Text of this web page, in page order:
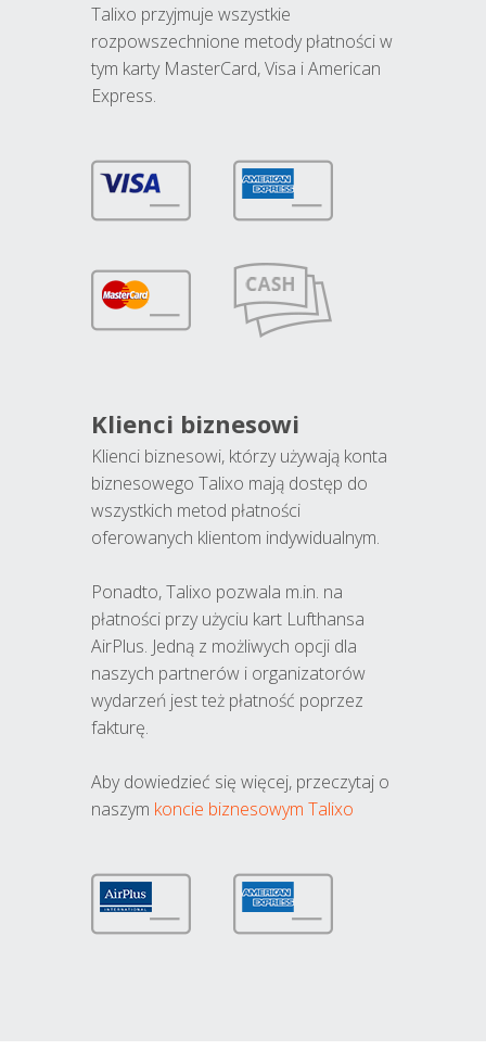
Talixo przyjmuje wszystkie
rozpowszechnione metody płatności w
tym karty MasterCard, Visa i American
Express.
Klienci biznesowi
Klienci biznesowi, którzy używają konta
biznesowego Talixo mają dostęp do
wszystkich metod płatności
oferowanych klientom indywidualnym.
Ponadto, Talixo pozwala m.in. na
płatności przy użyciu kart Lufthansa
AirPlus. Jedną z możliwych opcji dla
naszych partnerów i organizatorów
wydarzeń jest też płatność poprzez
fakturę.
Aby dowiedzieć się więcej, przeczytaj o
naszym koncie biznesowym Talixo